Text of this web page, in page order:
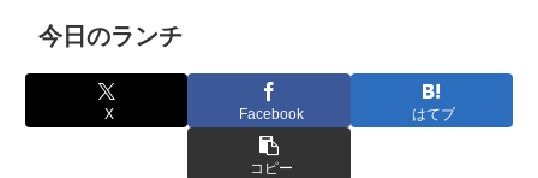
今日のランチ
X Facebook はてブ
コピー